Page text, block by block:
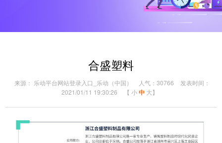
合盛塑料
来源： 乐动平台网站登录入口_乐动（中国） 人气：30766
发表时间：
2021/01/11 19:30:26
【 小中 大】